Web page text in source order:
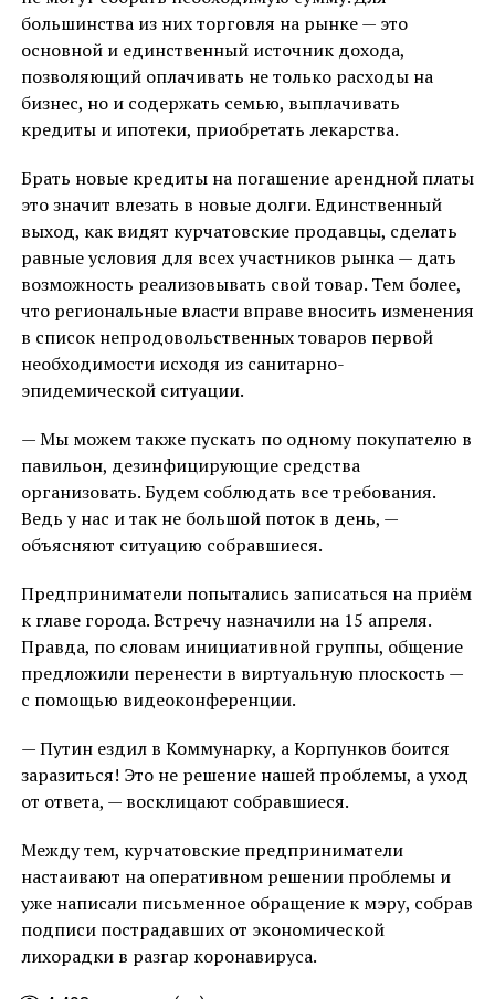
большинства из них торговля на рынке — это
основной и единственный источник дохода,
позволяющий оплачивать не только расходы на
бизнес, но и содержать семью, выплачивать
кредиты и ипотеки, приобретать лекарства.
Брать новые кредиты на погашение арендной платы
это значит влезать в новые долги. Единственный
выход, как видят курчатовские продавцы, сделать
равные условия для всех участников рынка — дать
возможность реализовывать свой товар. Тем более,
что региональные власти вправе вносить изменения
в список непродовольственных товаров первой
необходимости исходя из санитарно-
эпидемической ситуации.
— Мы можем также пускать по одному покупателю в
павильон, дезинфицирующие средства
организовать. Будем соблюдать все требования.
Ведь у нас и так не большой поток в день, —
объясняют ситуацию собравшиеся.
Предприниматели попытались записаться на приём
к главе города. Встречу назначили на 15 апреля.
Правда, по словам инициативной группы, общение
предложили перенести в виртуальную плоскость —
с помощью видеоконференции.
— Путин ездил в Коммунарку, а Корпунков боится
заразиться! Это не решение нашей проблемы, а уход
от ответа, — восклицают собравшиеся.
Между тем, курчатовские предприниматели
настаивают на оперативном решении проблемы и
уже написали письменное обращение к мэру, собрав
подписи пострадавших от экономической
лихорадки в разгар коронавируса.